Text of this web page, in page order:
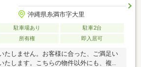
沖縄県糸満市字大里
駐車場あり
駐車2台
所有権 即入居可
たしません。お客様に合った、ご満足い
たします。こちらの物件以外にも、複数